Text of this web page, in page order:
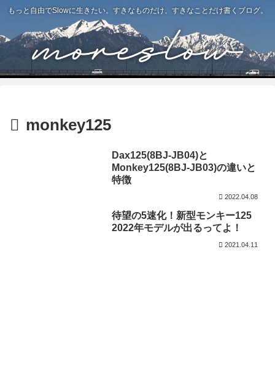
もっと自由でSlowに生きたい。すきなものだけ、すきなことだけ書くブログ。
monkey125
Dax125(8BJ-JB04)と
Monkey125(8BJ-JB03)の違いと
特徴
2022.04.08
待望の5速化！新型モンキー125
2022年モデルが出るってよ！
2021.04.11